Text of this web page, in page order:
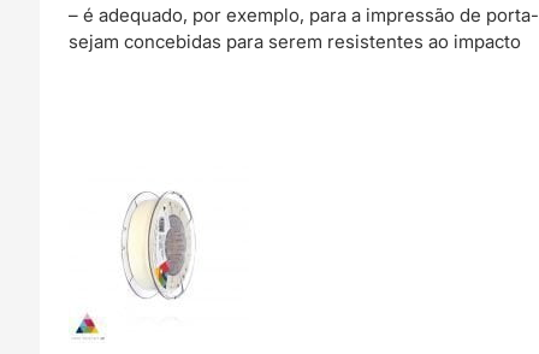
– é adequado, por exemplo, para a impressão de
sejam concebidas para serem resistentes ao impacto